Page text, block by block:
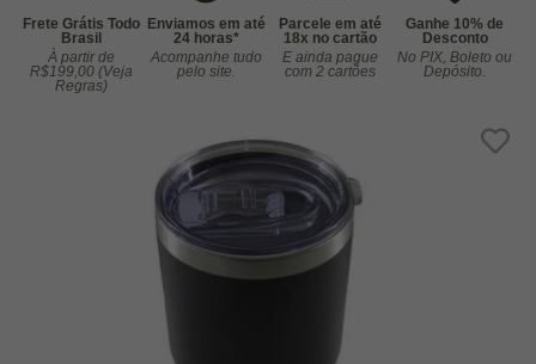
Frete Grátis Todo
Brasil
À partir de
R$199,00 (Veja
Regras)
Enviamos em até
24 horas*
Acompanhe tudo
pelo site.
Parcele em até
18x no cartão
E ainda pague
com 2 cartões
Ganhe 10% de
Desconto
No PIX, Boleto ou
Depósito.